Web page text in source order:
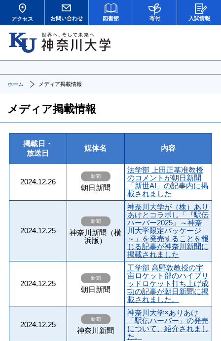
アクセス お問い合わせ 図書館 寄付 入試情報
ホーム メディア掲載情報
メディア掲載情報
掲載日・
放送日
媒体名 内容
2024.12.26
新聞
朝日新聞
法学部 上田正基准教授
のコメントが朝日新聞
「新世AI」の記事内に掲
載されました
2024.12.25
新聞
神奈川新聞（横
浜版）
神奈川大学が（株）あり
あけとコラボし「『駅伝
ハーバー2025』～神奈
川大学限定パッケージ
～」を発売することを報
じる記事が神奈川新聞に
掲載されました
2024.12.25
新聞
朝日新聞
工学部 高野敦教授の宇
宙ロケット部のハイブリ
ッドロケット打ち上げ成
功の記事が朝日新聞に掲
載されました。
2024.12.25
新聞
神奈川新聞
神奈川大学×ありあけ
「駅伝ハーバー」の発売
について、紹介されまし
た。